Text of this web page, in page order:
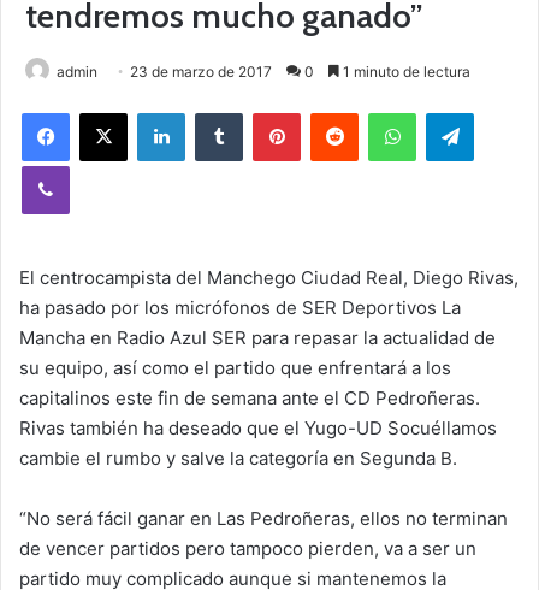
tendremos mucho ganado”
admin 23 de marzo de 2017 0 1 minuto de lectura
El centrocampista del Manchego Ciudad Real, Diego Rivas,
ha pasado por los micrófonos de SER Deportivos La
Mancha en Radio Azul SER para repasar la actualidad de
su equipo, así como el partido que enfrentará a los
capitalinos este fin de semana ante el CD Pedroñeras.
Rivas también ha deseado que el Yugo-UD Socuéllamos
cambie el rumbo y salve la categoría en Segunda B.
“No será fácil ganar en Las Pedroñeras, ellos no terminan
de vencer partidos pero tampoco pierden, va a ser un
partido muy complicado aunque si mantenemos la